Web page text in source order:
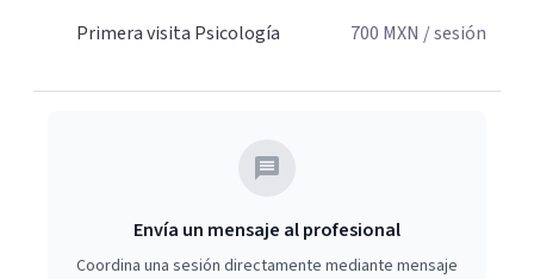
Primera visita Psicología
700 MXN / sesión
Envía un mensaje al profesional
Coordina una sesión directamente mediante mensaje